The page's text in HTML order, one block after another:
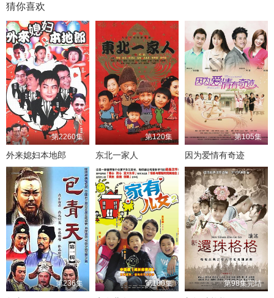
猜你喜欢
第2260集
外来媳妇本地郎
第120集
东北一家人
第105集
因为爱情有奇迹
第236集 第100集 第98集完结